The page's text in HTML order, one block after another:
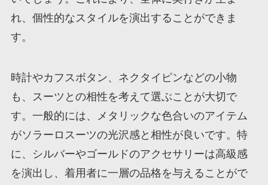
れ、個性的なスタイルを演出することができま
す。
時計やカフスボタン、ネクタイピンなどの小物
も、スーツとの相性を考えて選ぶことが大切で
す。一般的には、メタリックな色合いのアイテム
がソラーロスーツの光沢感と相性が良いです。特
に、シルバーやゴールドのアクセサリーは高級感
を演出し、着用者に一層の品格を与えることがで